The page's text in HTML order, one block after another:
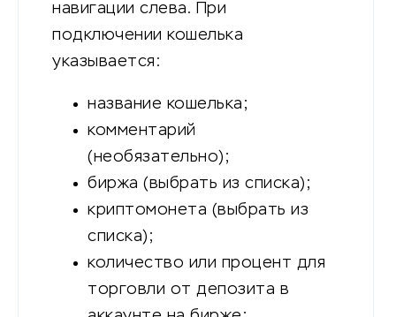
навигации слева. При
подключении кошелька
указывается:
название кошелька;
комментарий
(необязательно);
биржа (выбрать из списка);
криптомонета (выбрать из
списка);
количество или процент для
торговли от депозита в